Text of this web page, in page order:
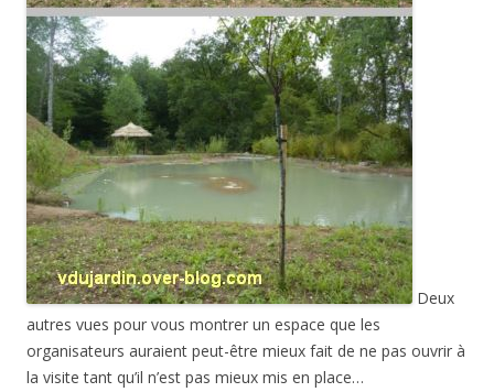
Deux
autres vues pour vous montrer un espace que les
organisateurs auraient peut-être mieux fait de ne pas ouvrir à
la visite tant qu’il n’est pas mieux mis en place…